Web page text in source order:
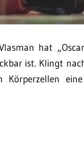
hat
ist. Klingt